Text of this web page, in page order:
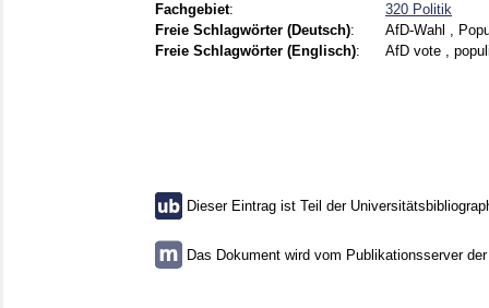
Fachgebiet:
320 Politik
Freie Schlagwörter (Deutsch):
AfD-Wahl ,
Freie Schlagwörter (Englisch): AfD vote ,
Dieser Eintrag ist Teil der
Das Dokument wird vom Publikationsserver